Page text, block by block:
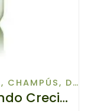
, CHAMPÚS, DE EXPERT
23401 Champú Accelerando Crecimiento de Pelo TIANDE Bio Rehab, 250g